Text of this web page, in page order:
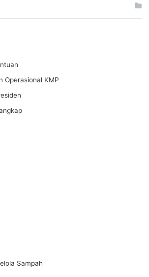
Operasional KMP
Sampah